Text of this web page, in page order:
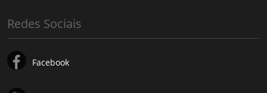
Redes Sociais
Facebook